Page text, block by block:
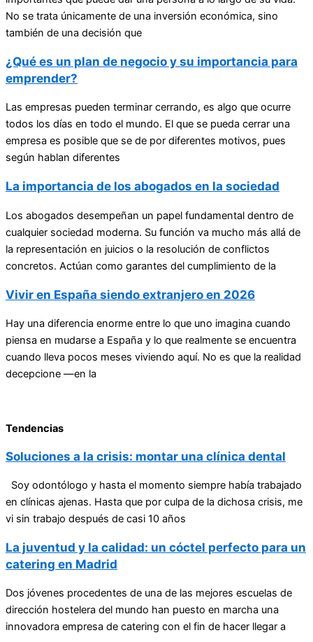
No se trata únicamente de una inversión económica, sino
también de una decisión que
¿Qué es un plan de negocio y su importancia para
emprender?
Las empresas pueden terminar cerrando, es algo que ocurre
todos los días en todo el mundo. El que se pueda cerrar una
empresa es posible que se de por diferentes motivos, pues
según hablan diferentes
La importancia de los abogados en la sociedad
Los abogados desempeñan un papel fundamental dentro de
cualquier sociedad moderna. Su función va mucho más allá de
la representación en juicios o la resolución de conflictos
concretos. Actúan como garantes del cumplimiento de la
Vivir en España siendo extranjero en 2026
Hay una diferencia enorme entre lo que uno imagina cuando
piensa en mudarse a España y lo que realmente se encuentra
cuando lleva pocos meses viviendo aquí. No es que la realidad
decepcione —en la
Tendencias
Soluciones a la crisis: montar una clínica dental
Soy odontólogo y hasta el momento siempre había trabajado
en clínicas ajenas. Hasta que por culpa de la dichosa crisis, me
vi sin trabajo después de casi 10 años
La juventud y la calidad: un cóctel perfecto para un
catering en Madrid
Dos jóvenes procedentes de una de las mejores escuelas de
dirección hostelera del mundo han puesto en marcha una
innovadora empresa de catering con el fin de hacer llegar a